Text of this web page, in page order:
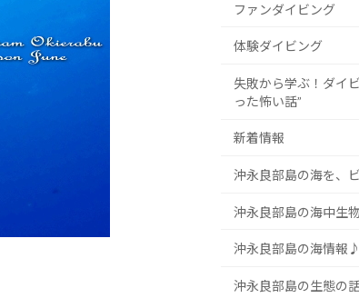
ファンダイビング
体験ダイビング
失敗から学ぶ！ダイ
った怖い話”
新着情報
沖永良部島の海を、
沖永良部島の海中生
沖永良部島の海情報♪
沖永良部島の生態の